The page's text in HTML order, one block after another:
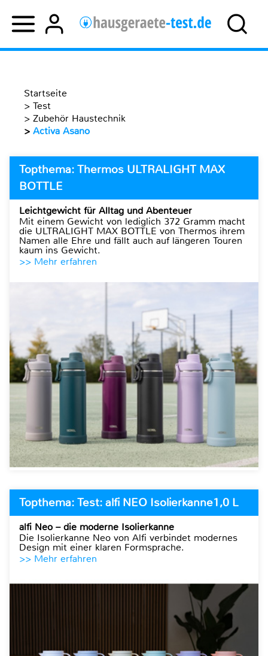
Startseite
> Test
> Zubehör Haustechnik
> Activa Asano
Topthema: Thermos ULTRALIGHT MAX
BOTTLE
Leichtgewicht für Alltag und Abenteuer
Mit einem Gewicht von lediglich 372 Gramm macht
die ULTRALIGHT MAX BOTTLE von Thermos ihrem
Namen alle Ehre und fällt auch auf längeren Touren
kaum ins Gewicht.
>> Mehr erfahren
Topthema: Test: alfi NEO Isolierkanne1,0 L
alfi Neo – die moderne Isolierkanne
Die Isolierkanne Neo von Alfi verbindet modernes
Design mit einer klaren Formsprache.
>> Mehr erfahren